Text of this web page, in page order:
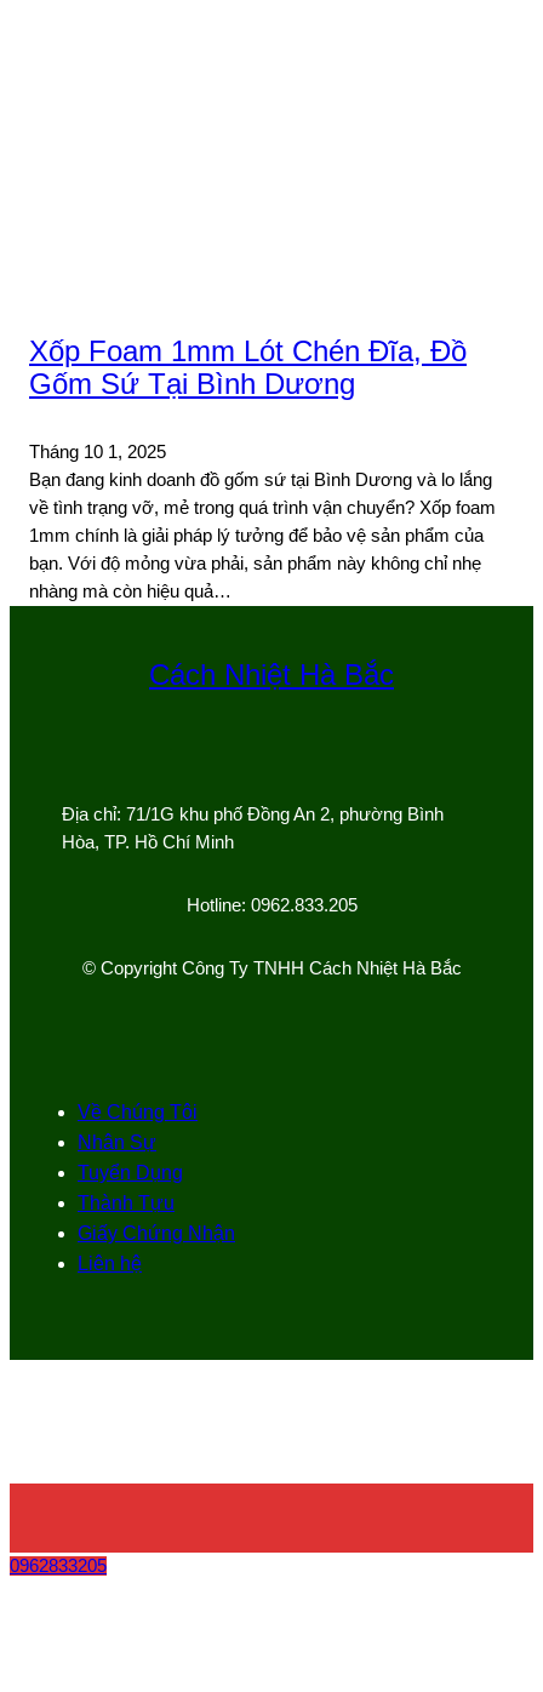
Xốp Foam 1mm Lót Chén Đĩa, Đồ
Gốm Sứ Tại Bình Dương
Tháng 10 1, 2025
Bạn đang kinh doanh đồ gốm sứ tại Bình Dương và lo lắng
về tình trạng vỡ, mẻ trong quá trình vận chuyển? Xốp foam
1mm chính là giải pháp lý tưởng để bảo vệ sản phẩm của
bạn. Với độ mỏng vừa phải, sản phẩm này không chỉ nhẹ
nhàng mà còn hiệu quả…
Cách Nhiệt Hà Bắc
Địa chỉ: 71/1G khu phố Đồng An 2, phường Bình
Hòa, TP. Hồ Chí Minh
Hotline: 0962.833.205
© Copyright Công Ty TNHH Cách Nhiệt Hà Bắc
Về Chúng Tôi
Nhân Sự
Tuyển Dụng
Thành Tựu
Giấy Chứng Nhận
Liên hệ
0962833205